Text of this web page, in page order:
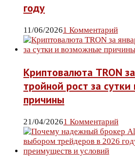
году
11/06/20261 Комментарий
Криптовалюта TRON
тройной рост за
причины
21/04/20261 Комментарий